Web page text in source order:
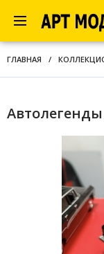
ГЛАВНАЯ /